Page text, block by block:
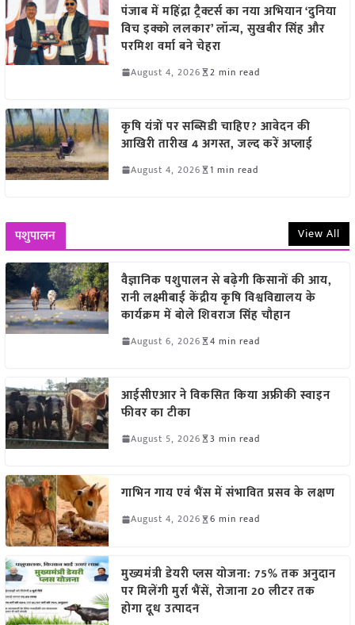
पंजाब में महिंद्रा ट्रैक्टर्स का नया अभियान ‘दुनिया
विच इक्को ललकार’ लॉन्च, सुखबीर सिंह और
परमिश वर्मा बने चेहरा
August 4, 2026 2 min read
कृषि यंत्रों पर सब्सिडी चाहिए? आवेदन की
आखिरी तारीख 4 अगस्त, जल्द करें अप्लाई
August 4, 2026 1 min read
पशुपालन View All
वैज्ञानिक पशुपालन से बढ़ेगी किसानों की आय,
रानी लक्ष्मीबाई केंद्रीय कृषि विश्वविद्यालय के
कार्यक्रम में बोले शिवराज सिंह चौहान
August 6, 2026 4 min read
आईसीएआर ने विकसित किया अफ्रीकी स्वाइन
फीवर का टीका
August 5, 2026 3 min read
गाभिन गाय एवं भैंस में संभावित प्रसव के लक्षण
August 4, 2026 6 min read
मुख्यमंत्री डेयरी प्लस योजना: 75% तक अनुदान
पर मिलेंगी मुर्रा भैंसें, रोजाना 20 लीटर तक
होगा दूध उत्पादन